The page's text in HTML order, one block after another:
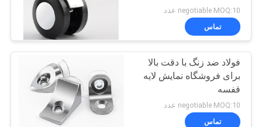
کیفیت
تماس
بگیرید
negotiable MOQ:10 عدد
تماس
فولاد ضد زنگ با دقت بالا
برای فروشگاه نمایش لایه
قفسه
negotiable MOQ:10 عدد
تماس